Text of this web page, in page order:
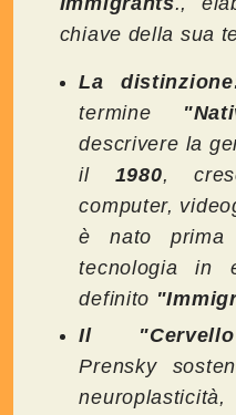
chiave della sua
La
termine
descrivere la
il 1980,
computer,
è nato
tecnologia in
definito
Il
Prensky